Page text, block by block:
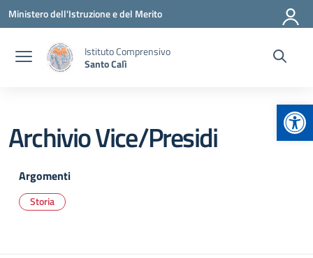
Vai ai contenuti
Vai al menu di navigazione
Vai al footer
Ministero dell'Istruzione e del Merito
Istituto Comprensivo
Santo Calì
Archivio Vice/Presidi
Argomenti
Storia